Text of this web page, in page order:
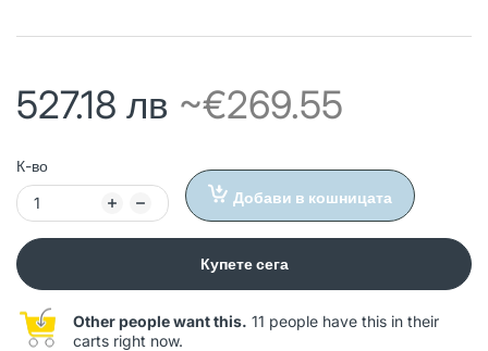
527.18 лв ~€269.55
К-во
Добави в кошницата
Купете сега
Other people want this. 11 people have this in their
carts right now.